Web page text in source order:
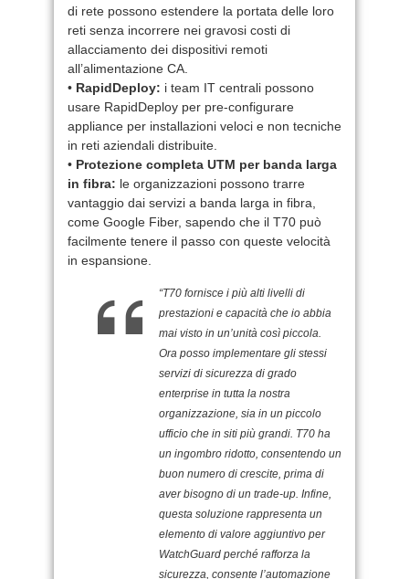
di rete possono estendere la portata delle loro
reti senza incorrere nei gravosi costi di
allacciamento dei dispositivi remoti
all’alimentazione CA.
• RapidDeploy: i team IT centrali possono
usare RapidDeploy per pre-configurare
appliance per installazioni veloci e non tecniche
in reti aziendali distribuite.
• Protezione completa UTM per banda larga
in fibra: le organizzazioni possono trarre
vantaggio dai servizi a banda larga in fibra,
come Google Fiber, sapendo che il T70 può
facilmente tenere il passo con queste velocità
in espansione.
“T70 fornisce i più alti livelli di
prestazioni e capacità che io abbia
mai visto in un’unità così piccola.
Ora posso implementare gli stessi
servizi di sicurezza di grado
enterprise in tutta la nostra
organizzazione, sia in un piccolo
ufficio che in siti più grandi. T70 ha
un ingombro ridotto, consentendo un
buon numero di crescite, prima di
aver bisogno di un trade-up. Infine,
questa soluzione rappresenta un
elemento di valore aggiuntivo per
WatchGuard perché rafforza la
sicurezza, consente l’automazione